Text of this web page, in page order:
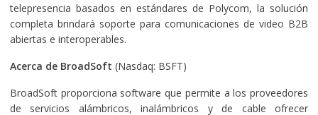
telepresencia basados en estándares de Polycom, la solución
completa brindará soporte para comunicaciones de video B2B
abiertas e interoperables.
Acerca de BroadSoft (Nasdaq: BSFT)
BroadSoft proporciona software que permite a los proveedores
de servicios alámbricos, inalámbricos y de cable ofrecer